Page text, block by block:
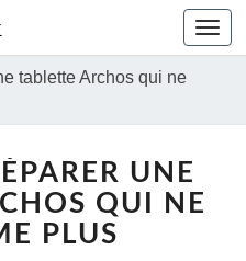
la
tablette Archos qui ne
UNE
QUI NE
PLUS